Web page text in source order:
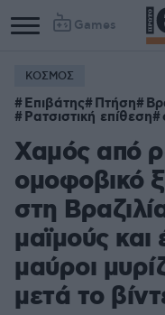
Games
ΚΟΣΜΟΣ
Επιβάτης Πτήση
Ρατσιστική επίθεση
Χαμός από
ομοφοβικό
στη
μαϊμούς και
μαύροι
μετά το